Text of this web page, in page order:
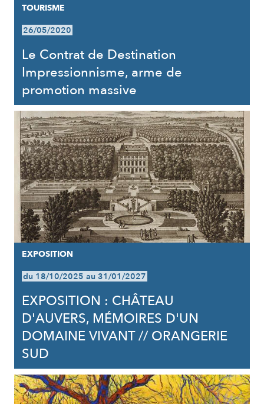
TOURISME
26/05/2020
Le Contrat de Destination
Impressionnisme, arme de
promotion massive
EXPOSITION
du 18/10/2025 au 31/01/2027
EXPOSITION : CHÂTEAU
D'AUVERS, MÉMOIRES D'UN
DOMAINE VIVANT // ORANGERIE
SUD